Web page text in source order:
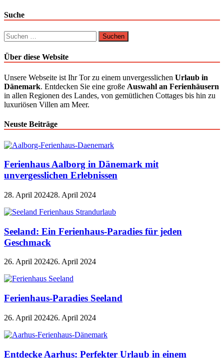
Suche
Suchen
nach:
Über diese Website
Unsere Webseite ist Ihr Tor zu einem unvergesslichen Urlaub in
Dänemark. Entdecken Sie eine große Auswahl an Ferienhäusern
in allen Regionen des Landes, von gemütlichen Cottages bis hin zu
luxuriösen Villen am Meer.
Neuste Beiträge
Ferienhaus Aalborg in Dänemark mit
unvergesslichen Erlebnissen
28. April 202428. April 2024
Seeland: Ein Ferienhaus-Paradies für jeden
Geschmack
26. April 202426. April 2024
Ferienhaus-Paradies Seeland
26. April 202426. April 2024
Entdecke Aarhus: Perfekter Urlaub in einem